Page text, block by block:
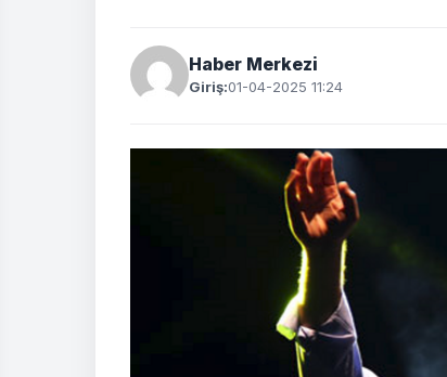
Haber Merkezi
Giriş:01-04-2025 11:24